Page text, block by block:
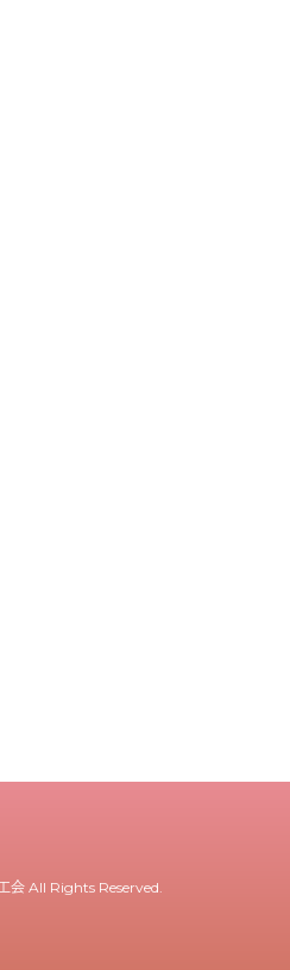
会 All Rights Reserved.